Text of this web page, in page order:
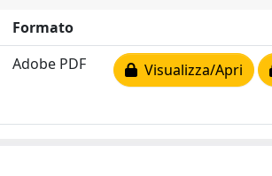
Formato
Adobe PDF Visualizza/Apri